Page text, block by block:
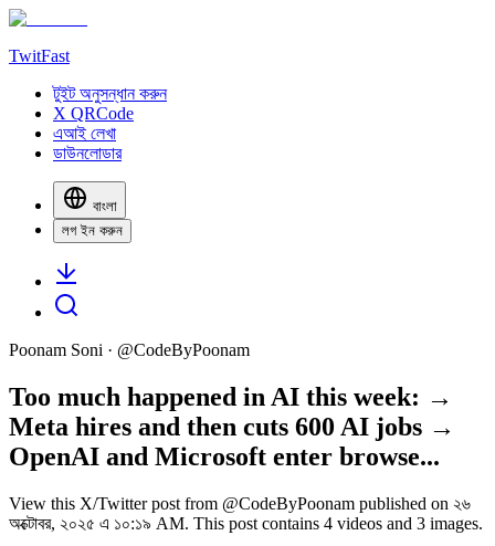
TwitFast
টুইট অনুসন্ধান করুন
X QRCode
এআই লেখা
ডাউনলোডার
বাংলা
লগ ইন করুন
Poonam Soni · @CodeByPoonam
Too much happened in AI this week: →
Meta hires and then cuts 600 AI jobs →
OpenAI and Microsoft enter browse...
View this X/Twitter post from @CodeByPoonam published on ২৬
অক্টোবর, ২০২৫ এ ১০:১৯ AM. This post contains 4 videos and 3 images.